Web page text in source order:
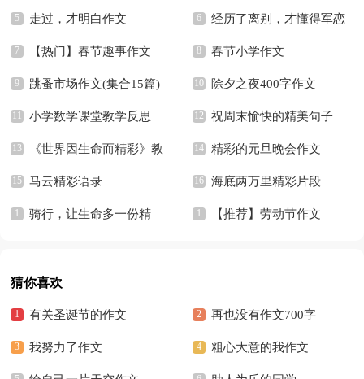
走过，才明白作文 经历了离别，才懂得军恋
的牵肠挂肚
【热门】春节趣事作文 春节小学作文
跳蚤市场作文(集合15篇) 除夕之夜400字作文
小学数学课堂教学反思 祝周末愉快的精美句子
《世界因生命而精彩》教
学反思
精彩的元旦晚会作文
马云精彩语录 海底两万里精彩片段
骑行，让生命多一份精 【推荐】劳动节作文
猜你喜欢
有关圣诞节的作文 再也没有作文700字
我努力了作文 粗心大意的我作文